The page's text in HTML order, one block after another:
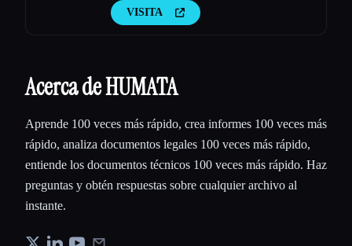
IA
VISITA
Acerca de HUMATA
Aprende 100 veces más rápido, crea informes 100 veces más
rápido, analiza documentos legales 100 veces más rápido,
entiende los documentos técnicos 100 veces más rápido. Haz
preguntas y obtén respuestas sobre cualquier archivo al
instante.